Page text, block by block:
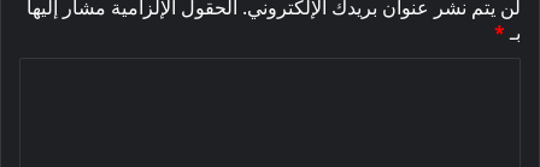
لن يتم نشر عنوان بريدك الإلكتروني. الحقول الإلزامية مشار إليها
بـ*